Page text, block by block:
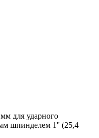
для ударного
шпинделем 1'' (25,4